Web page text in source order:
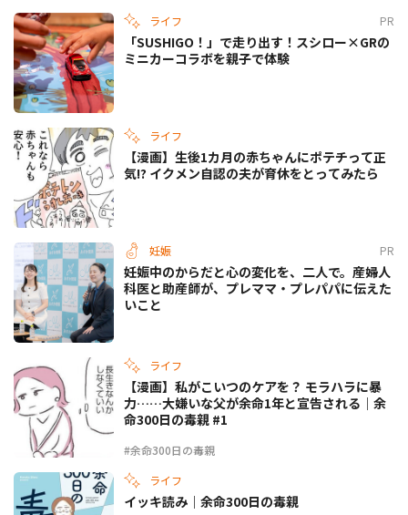
ライフ PR
「SUSHIGO！」で走り出す！スシロー×GRの
ミニカーコラボを親子で体験
ライフ
【漫画】生後1カ月の赤ちゃんにポテチって正
気!? イクメン自認の夫が育休をとってみたら
妊娠 PR
妊娠中のからだと心の変化を、二人で。産婦人
科医と助産師が、プレママ・プレパパに伝えた
いこと
ライフ
#余命300日の毒親
【漫画】私がこいつのケアを？ モラハラに暴
力……大嫌いな父が余命1年と宣告される｜余
命300日の毒親 #1
ライフ
イッキ読み｜余命300日の毒親